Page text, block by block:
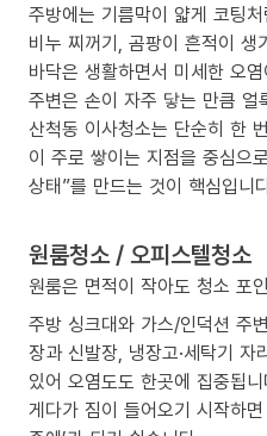
주방에는 기름막이 얇게 코팅
비누 찌꺼기, 곰팡이 흔적이 생
바닥은 생활하면서 미세한 오
주변은 손이 자주 닿는 만큼 얼
산척동 이사청소는 단순히 한
이 주로 쌓이는 지점을 중심으
상태”를 만드는 것이 핵심입니
원룸청소 / 오피스텔청소
원룸은 면적이 작아도 청소 포
주방 싱크대와 가스/인덕션 주
장과 신발장, 냉장고·세탁기
있어 오염도도 한곳에 집중됩니
게다가 짐이 들어오기 시작하